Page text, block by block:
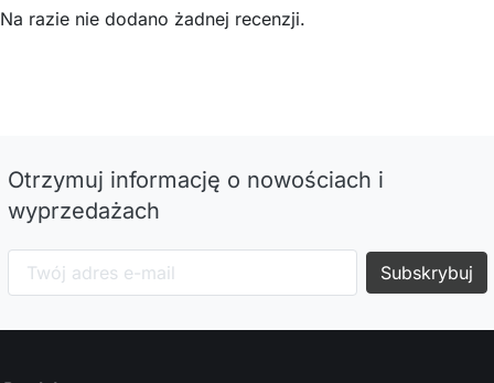
Na razie nie dodano żadnej recenzji.
Otrzymuj informację o nowościach i
wyprzedażach